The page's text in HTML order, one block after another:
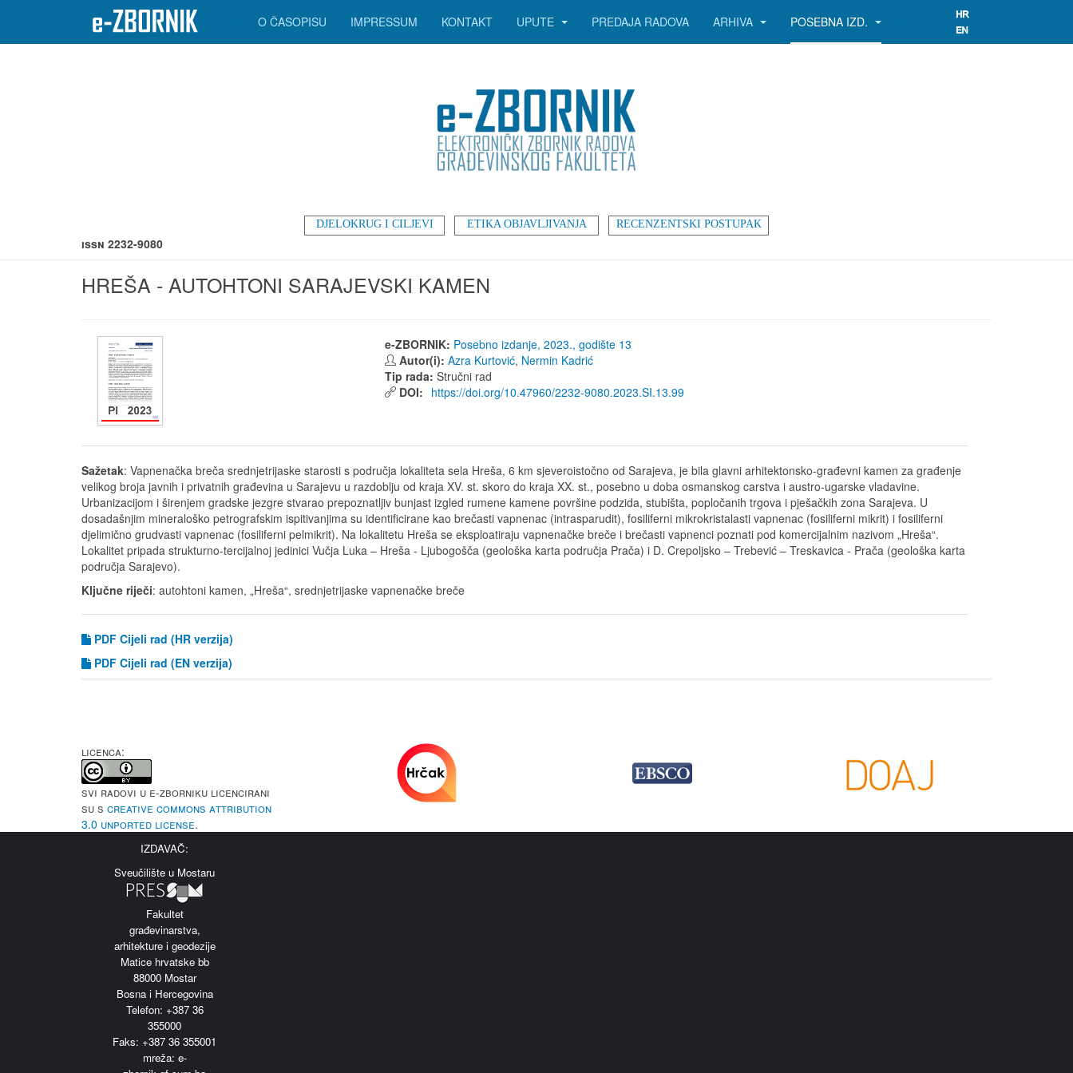
DJELOKRUG I CILJEVI ETIKA OBJAVLJIVANJA RECENZENTSKI POSTUPAK
O ČASOPISU IMPRESSUM KONTAKT UPUTE PREDAJA RADOVA ARHIVA POSEBNA IZD.
ISSN 2232-9080
HREŠA - AUTOHTONI SARAJEVSKI KAMEN
e-ZBORNIK: Posebno izdanje, 2023., godište 13
Autor(i): Azra Kurtović, Nermin Kadrić
Tip rada: Stručni rad
DOI: https://doi.org/10.47960/2232-9080.2023.SI.13.99
Sažetak: Vapnenačka breča srednjetrijaske starosti s područja lokaliteta sela Hreša, 6 km sjeveroistočno od Sarajeva, je bila glavni arhitektonsko-građevni kamen za građenje
velikog broja javnih i privatnih građevina u Sarajevu u razdoblju od kraja XV. st. skoro do kraja XX. st., posebno u doba osmanskog carstva i austro-ugarske vladavine.
Urbanizacijom i širenjem gradske jezgre stvarao prepoznatljiv bunjast izgled rumene kamene površine podzida, stubišta, popločanih trgova i pješačkih zona Sarajeva. U
dosadašnjim mineraloško petrografskim ispitivanjima su identificirane kao brečasti vapnenac (intrasparudit), fosiliferni mikrokristalasti vapnenac (fosiliferni mikrit) i fosiliferni
djelimično grudvasti vapnenac (fosiliferni pelmikrit). Na lokalitetu Hreša se eksploatiraju vapnenačke breče i brečasti vapnenci poznati pod komercijalnim nazivom „Hreša“.
Lokalitet pripada strukturno-tercijalnoj jedinici Vučja Luka – Hreša - Ljubogošča (geološka karta područja Prača) i D. Crepoljsko – Trebević – Treskavica - Prača (geološka karta
područja Sarajevo).
Ključne riječi: autohtoni kamen, „Hreša“, srednjetrijaske vapnenačke breče
PDF Cijeli rad (HR verzija)
PDF Cijeli rad (EN verzija)
LICENCA:
Svi radovi u e-Zborniku licencirani
su s Creative Commons Attribution
3.0 Unported License.
IZDAVAČ:
Sveučilište u Mostaru
Fakultet
građevinarstva,
arhitekture i geodezije
Matice hrvatske bb
88000 Mostar
Bosna i Hercegovina
Telefon: +387 36
355000
Faks: +387 36 355001
mreža: e-